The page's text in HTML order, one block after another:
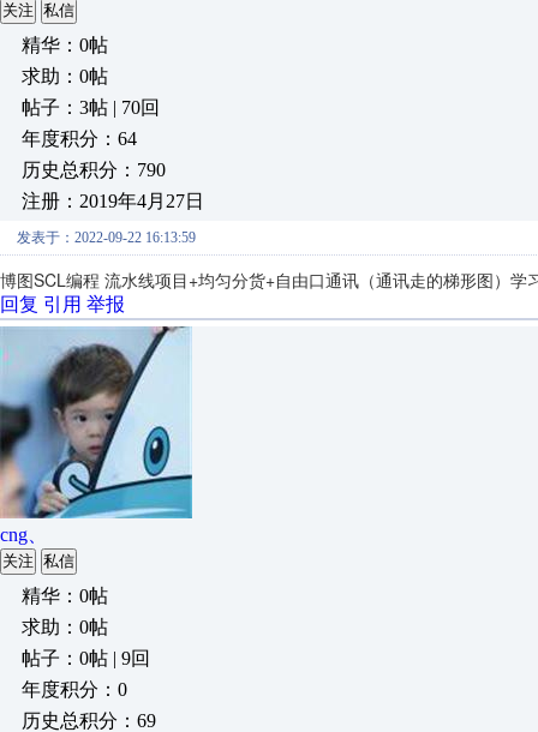
关注 私信
精华：0帖
求助：0帖
帖子：3帖 | 70回
年度积分：64
历史总积分：790
注册：2019年4月27日
发表于：2022-09-22 16:13:59
博图SCL编程 流水线项目+均匀分货+自由口通讯（通讯走的梯形图）学
回复 引用 举报
cng、
关注 私信
精华：0帖
求助：0帖
帖子：0帖 | 9回
年度积分：0
历史总积分：69